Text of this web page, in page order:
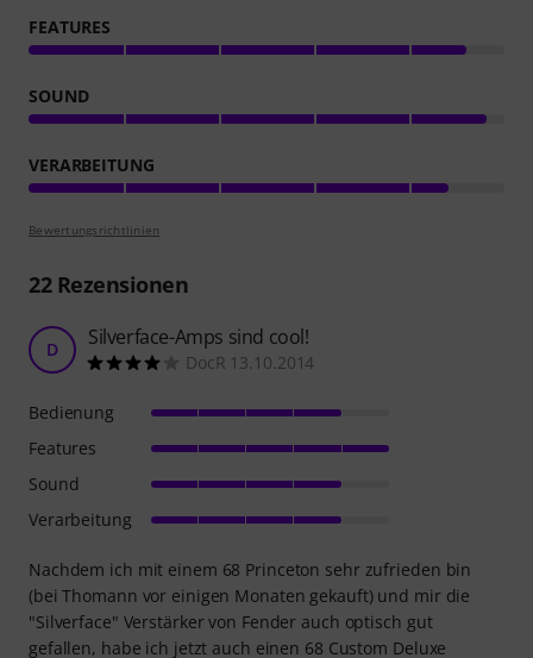
FEATURES
SOUND
VERARBEITUNG
Bewertungsrichtlinien
22Rezensionen
D Silverface-Amps sind cool!
DocR 13.10.2014
Nachdem ich mit einem 68 Princeton sehr zufrieden bin
(bei Thomann vor einigen Monaten gekauft) und mir die
"Silverface" Verstärker von Fender auch optisch gut
gefallen, habe ich jetzt auch einen 68 Custom Deluxe
Bedienung
Features
Sound
Verarbeitung